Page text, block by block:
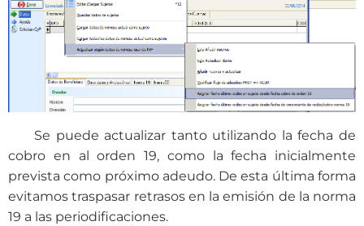
Se puede actualizar tanto utilizando la fecha de
cobro en al orden 19, como la fecha inicialmente
prevista como próximo adeudo. De esta última forma
evitamos traspasar retrasos en la emisión de la norma
19 a las periodificaciones.